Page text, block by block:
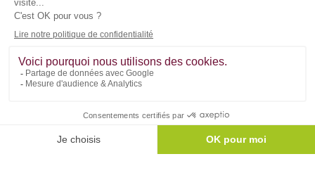
rénovation, d'extension d'habitation & d'aménagements
intérieurs.
Liens utiles
Nous contacter